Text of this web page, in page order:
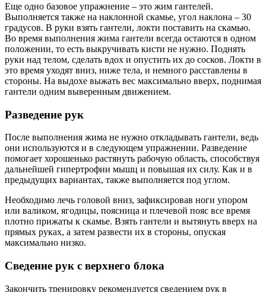
Еще одно базовое упражнение – это жим гантелей.
Выполняется также на наклонной скамье, угол наклона – 30
градусов. В руки взять гантели, локти поставить на скамью.
Во время выполнения жима гантели всегда остаются в одном
положении, то есть выкручивать кисти не нужно. Поднять
руки над телом, сделать вдох и опустить их до сосков. Локти в
это время уходят вниз, ниже тела, и немного расставлены в
стороны. На выдохе выжать вес максимально вверх, поднимая
гантели одним выверенным движением.
Разведение рук
После выполнения жима не нужно откладывать гантели, ведь
они используются и в следующем упражнении. Разведение
помогает хорошенько растянуть рабочую область, способствуя
дальнейшей гипертрофии мышц и повышая их силу. Как и в
предыдущих вариантах, также выполняется под углом.
Необходимо лечь головой вниз, зафиксировав ноги упором
или валиком, ягодицы, поясница и плечевой пояс все время
плотно прижаты к скамье. Взять гантели и вытянуть вверх на
прямых руках, а затем развести их в стороны, опуская
максимально низко.
Сведение рук с верхнего блока
Закончить тренировку рекомендуется сведением рук в